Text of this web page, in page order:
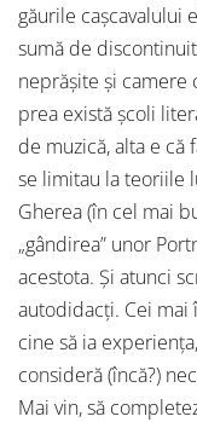
găurile caşcavalului
sumă de
neprăşite şi camere
prea există şcoli
de muzică, alta e
se limitau la teoriile
Gherea (în cel mai
„gândirea” unor
acestota. Şi atunci
autodidacţi. Cei mai
cine să ia
consideră (încă?)
Mai vin, să